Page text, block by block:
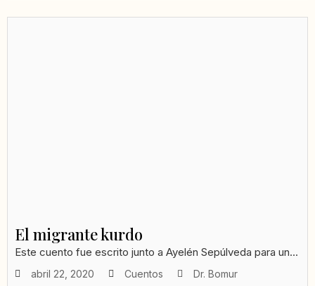
El migrante kurdo
Este cuento fue escrito junto a Ayelén Sepúlveda para un...
abril 22, 2020 Cuentos Dr. Bomur